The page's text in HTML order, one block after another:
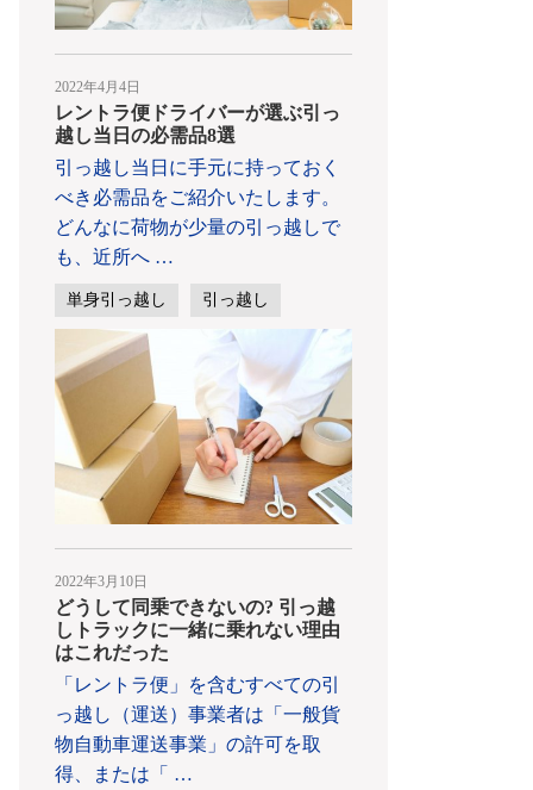
2022年4月4日
レントラ便ドライバーが選ぶ引っ
越し当日の必需品8選
引っ越し当日に手元に持っておく
べき必需品をご紹介いたします。
どんなに荷物が少量の引っ越しで
も、近所へ …
単身引っ越し 引っ越し
2022年3月10日
どうして同乗できないの? 引っ越
しトラックに一緒に乗れない理由
はこれだった
「レントラ便」を含むすべての引
っ越し（運送）事業者は「一般貨
物自動車運送事業」の許可を取
得、または「 …